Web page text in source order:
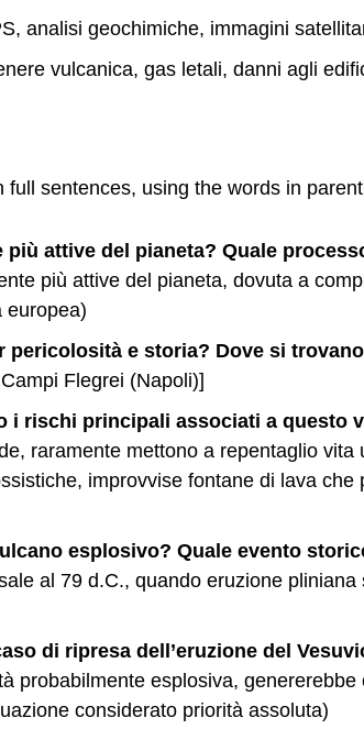
analisi geochimiche, immagini
vulcanica, gas letali, danni agli
sentences, using the words in
attive del pianeta? Quale
più attive del pianeta, dovuta a
europea)
e storia? Dove si
Flegrei (Napoli)]
i rischi principali associati a questo
raramente mettono a repentaglio vita
improvvise fontane di lava
esplosivo? Quale evento
al 79 d.C., quando eruzione
di ripresa dell’eruzione del
probabilmente esplosiva,
considerato priorità assoluta)